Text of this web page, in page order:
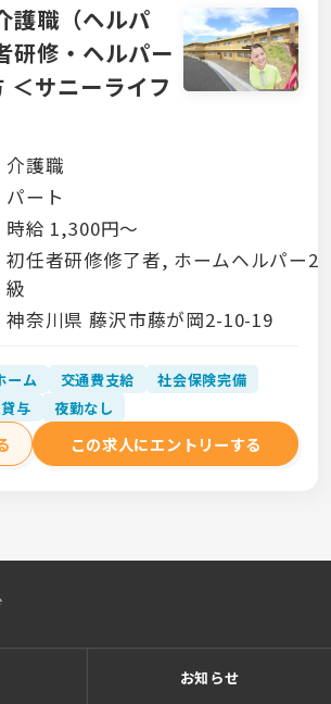
護職（ヘルパ
研修・ヘルパー
＜サニーライフ
介護職
パート
時給 1,300円〜
初任者研修修了者, ホームヘルパー2
級
神奈川県 藤沢市藤が岡2-10-19
ーム 交通費支給
社会保険完備
与 夜勤なし
この求人にエントリーする
お知らせ